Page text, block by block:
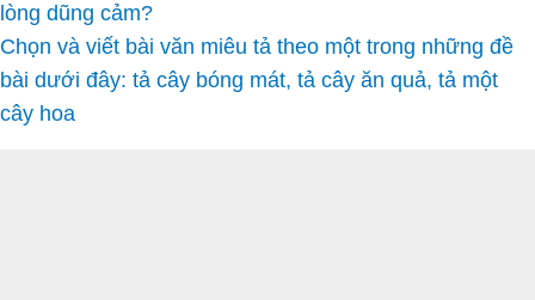
lòng dũng cảm?
Chọn và viết bài văn miêu tả theo một trong những đề
bài dưới đây: tả cây bóng mát, tả cây ăn quả, tả một
cây hoa